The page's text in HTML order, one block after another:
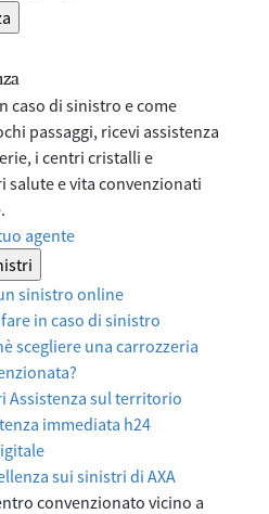
caso di sinistro e come
passaggi, ricevi assistenza
i centri cristalli e
salute e vita convenzionati
agente
sinistro online
in caso di sinistro
scegliere una carrozzeria
Assistenza sul territorio
immediata h24
sui sinistri di AXA
convenzionato vicino a